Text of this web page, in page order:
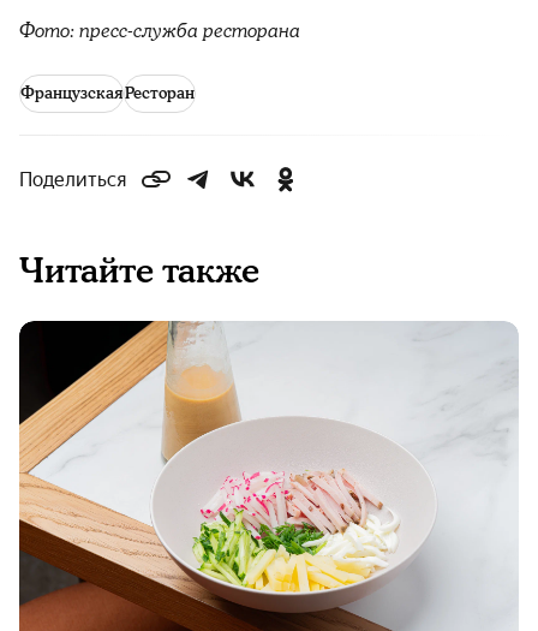
Фото: пресс-служба ресторана
ФранцузскаяРесторан
Поделиться
Читайте также